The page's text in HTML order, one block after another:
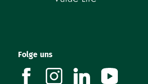
Folge uns